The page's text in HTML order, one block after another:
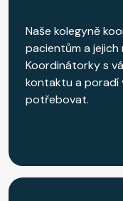
Naše kolegyně
pacientům a jejich
Koordinátorky s
kontaktu a poradí
potřebovat.